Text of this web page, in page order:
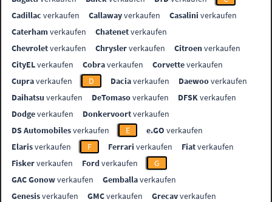
Cadillac verkaufen Callawayverkaufen Casalini verkaufen
Caterhamverkaufen Chatenetverkaufen
Chevroletverkaufen Chryslerverkaufen Citroenverkaufen
CityELverkaufen Cobraverkaufen Corvetteverkaufen
Cupraverkaufen D Daciaverkaufen Daewooverkaufen
Daihatsu verkaufen DeTomasoverkaufen DFSKverkaufen
Dodgeverkaufen Donkervoortverkaufen
DS Automobilesverkaufen E e.GO verkaufen
Elarisverkaufen F Ferrari verkaufen Fiatverkaufen
Fiskerverkaufen Fordverkaufen
G
GAC Gonowverkaufen Gemballaverkaufen
Genesisverkaufen GMCverkaufen Grecavverkaufen